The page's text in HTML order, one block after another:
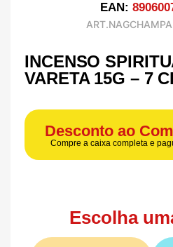
EAN:
INCENSO
VARETA 15G – 7
Desconto ao
Compre a caixa completa e
Escolha